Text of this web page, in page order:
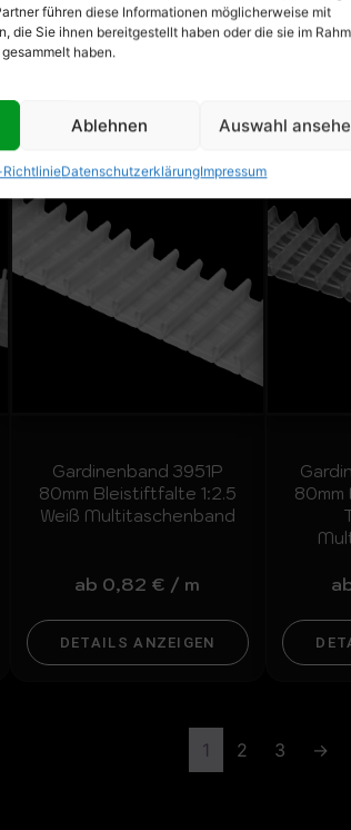
führen diese Informationen möglicherweise mit
die Sie ihnen bereitgestellt haben oder die sie im
haben.
Ablehnen Auswahl
DatenschutzerklärungImpressum
Multitaschenband
ab0,98
DETAILS ANZEIGEN
Gardinenband 3951P
80mm Bleistiftfalte 1:2.5
Weiß Multitaschenband
ab 0,82 € / m
DETAILS ANZEIGEN
1 2 3 →